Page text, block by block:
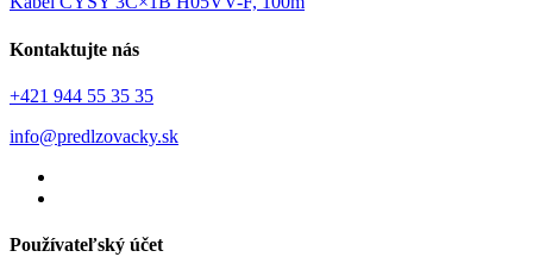
Kontaktujte nás
+421 944 55 35 35
info@predlzovacky.sk
Používateľský účet